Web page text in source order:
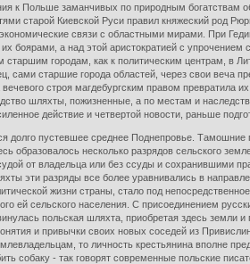
к Польше заманчивых по природным
старой Киевской Руси правил княжеский род
связи с областными мирами. При
боярами, а над этой аристократией с
городам, как к политическим центрам, в
старшие города областей, через свои веча
строя магдебургским правом превратила
шляхты, пожизненные, а по местам и
действие и четвертой новости, раньше
пустевшее среднее Поднепровье. Тамошние
образовалось несколько разрядов сельского
от владельца или без ссуды и сохранившими
эти разряды все более уравнивались в
жизни страны, стало под
ей сельского населения. С присоединением
польская шляхта, приобретая здесь земли
и привычки своих новых соседей из
то личность крестьянина вполне
собаку - так говорят современные польские